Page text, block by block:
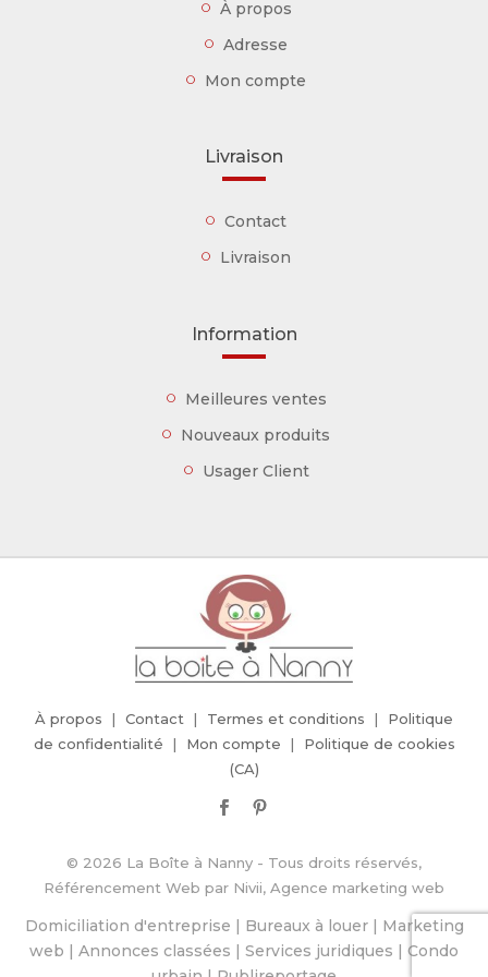
À propos
Adresse
Mon compte
Livraison
Contact
Livraison
Information
Meilleures ventes
Nouveaux produits
Usager Client
À propos Contact Termes et conditions
Politique
de confidentialité
Mon compte
Politique de cookies
(CA)
© 2026 La Boîte à Nanny - Tous droits réservés,
Référencement Web par Nivii, Agence marketing web
Domiciliation d'entreprise | Bureaux à louer| Marketing
web | Annonces classées | Services juridiques | Condo